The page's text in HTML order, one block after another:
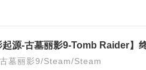
起源-古墓丽影9-Tomb Raider】
墓丽影9/Steam/Steam